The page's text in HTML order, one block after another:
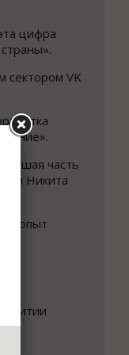
цифра
сектором VK
часть
Никита
опыт